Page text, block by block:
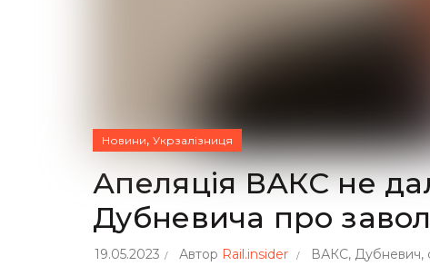
Новини, Укрзалізниця
Апеляція ВАКС не
Дубневича про
19.05.2023 Автор Rail.insider ВАКС, Дубневич,